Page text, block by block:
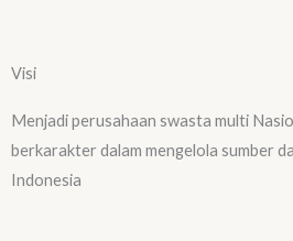
Visi
Menjadi perusahaan swasta multi
berkarakter dalam mengelola sumber
Indonesia